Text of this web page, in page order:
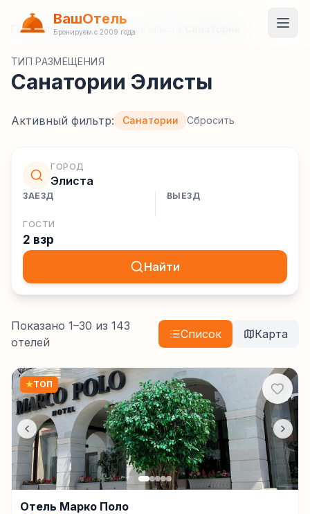
ВашОтель
Бронируем с 2009 года
Главная Гостиницы/Россия
ТИП РАЗМЕЩЕНИЯ
Санатории Элисты
Активный фильтр: Санатории Сбросить
ГОРОД
Элиста
ЗАЕЗД ВЫЕЗД
ГОСТИ
2 взр
Найти
Показано 1–30 из 143
отелей
Список Карта
★ТОП
Отель Марко Поло